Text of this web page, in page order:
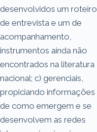
desenvolvidos um roteiro
de entrevista e um de
acompanhamento,
instrumentos ainda não
encontrados na literatura
nacional; c) gerenciais,
propiciando informações
de como emergem e se
desenvolvem as redes